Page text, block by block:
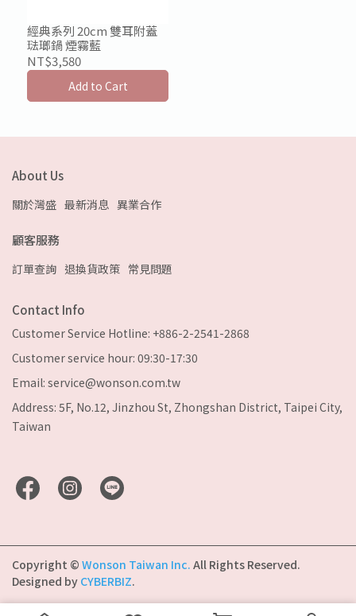
經典系列 20cm 雙耳附蓋
琺瑯鍋 煙霧藍
NT$3,580
Add to Cart
About Us
關於灣盛 最新消息 異業合作
顧客服務
訂單查詢 退換貨政策 常見問題
Contact Info
Customer Service Hotline: +886-2-2541-2868
Customer service hour: 09:30-17:30
Email: service@wonson.com.tw
Address: 5F, No.12, Jinzhou St, Zhongshan District, Taipei City,
Taiwan
Copyright © Wonson Taiwan Inc. All Rights Reserved.
Designed by CYBERBIZ.